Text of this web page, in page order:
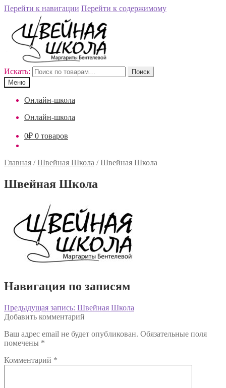
Перейти к навигации Перейти к содержимому
Искать:
Поиск
Меню
Онлайн-школа
Онлайн-школа
0₽ 0 товаров
Главная /Швейная Школа /Швейная Школа
Швейная Школа
Навигация по записям
Предыдущая запись: Швейная Школа
Добавить комментарий
Ваш адрес email не будет опубликован. Обязательные поля
помечены *
Комментарий *